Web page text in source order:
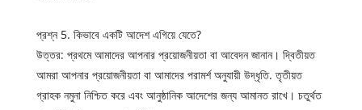
প্রশ্ন 5. কিভাবে একটি আদেশ এগিয়ে যেতে?
উত্তর: প্রথমে আমাদের আপনার প্রয়োজনীয়তা বা আবেদন জানান। দ্বিতীয়ত
আমরা আপনার প্রয়োজনীয়তা বা আমাদের পরামর্শ অনুযায়ী উদ্ধৃতি. তৃতীয়ত
গ্রাহক নমুনা নিশ্চিত করে এবং আনুষ্ঠানিক আদেশের জন্য আমানত রাখে। চতুর্থত